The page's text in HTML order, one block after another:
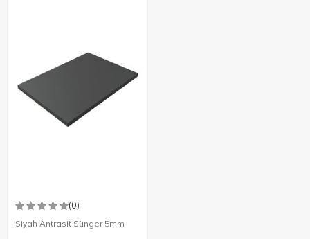
(0)
Siyah Antrasit Sünger 5mm